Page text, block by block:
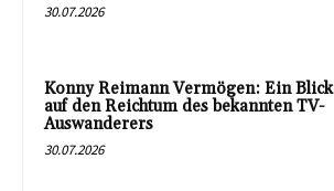
30.07.2026
Konny Reimann Vermögen: Ein Blick
auf den Reichtum des bekannten TV-
Auswanderers
30.07.2026